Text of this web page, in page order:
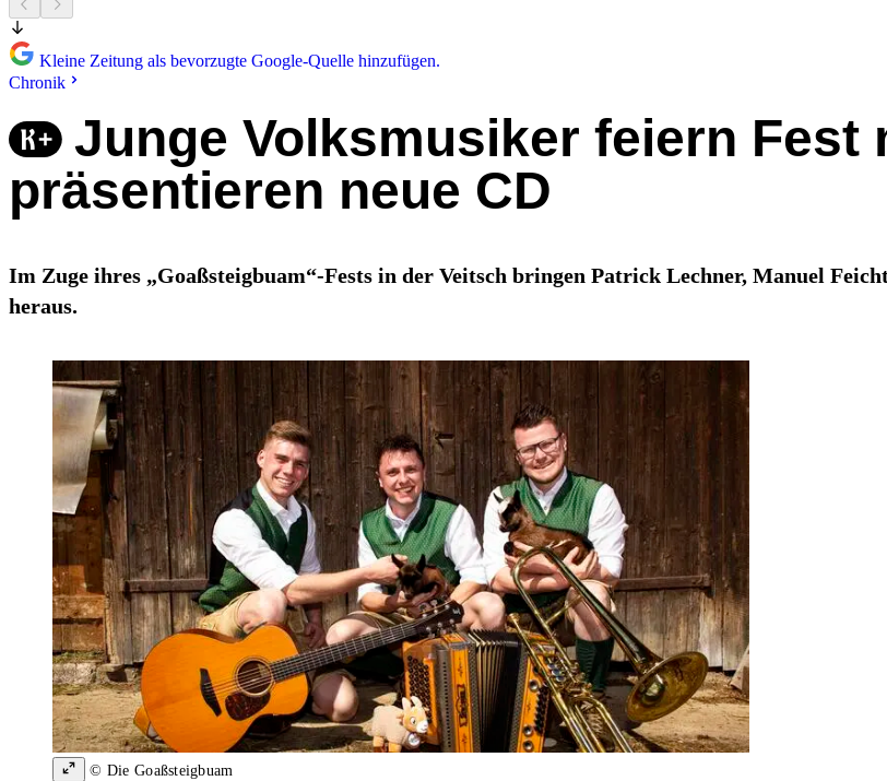
Kleine Zeitung als bevorzugte Google-Quelle hinzufügen.
Chronik
Junge Volksmusiker feiern Fest
präsentieren neue CD
Im Zuge ihres „Goaßsteigbuam“-Fests in der Veitsch bringen Patrick Lechner, Manuel
heraus.
© Die Goaßsteigbuam